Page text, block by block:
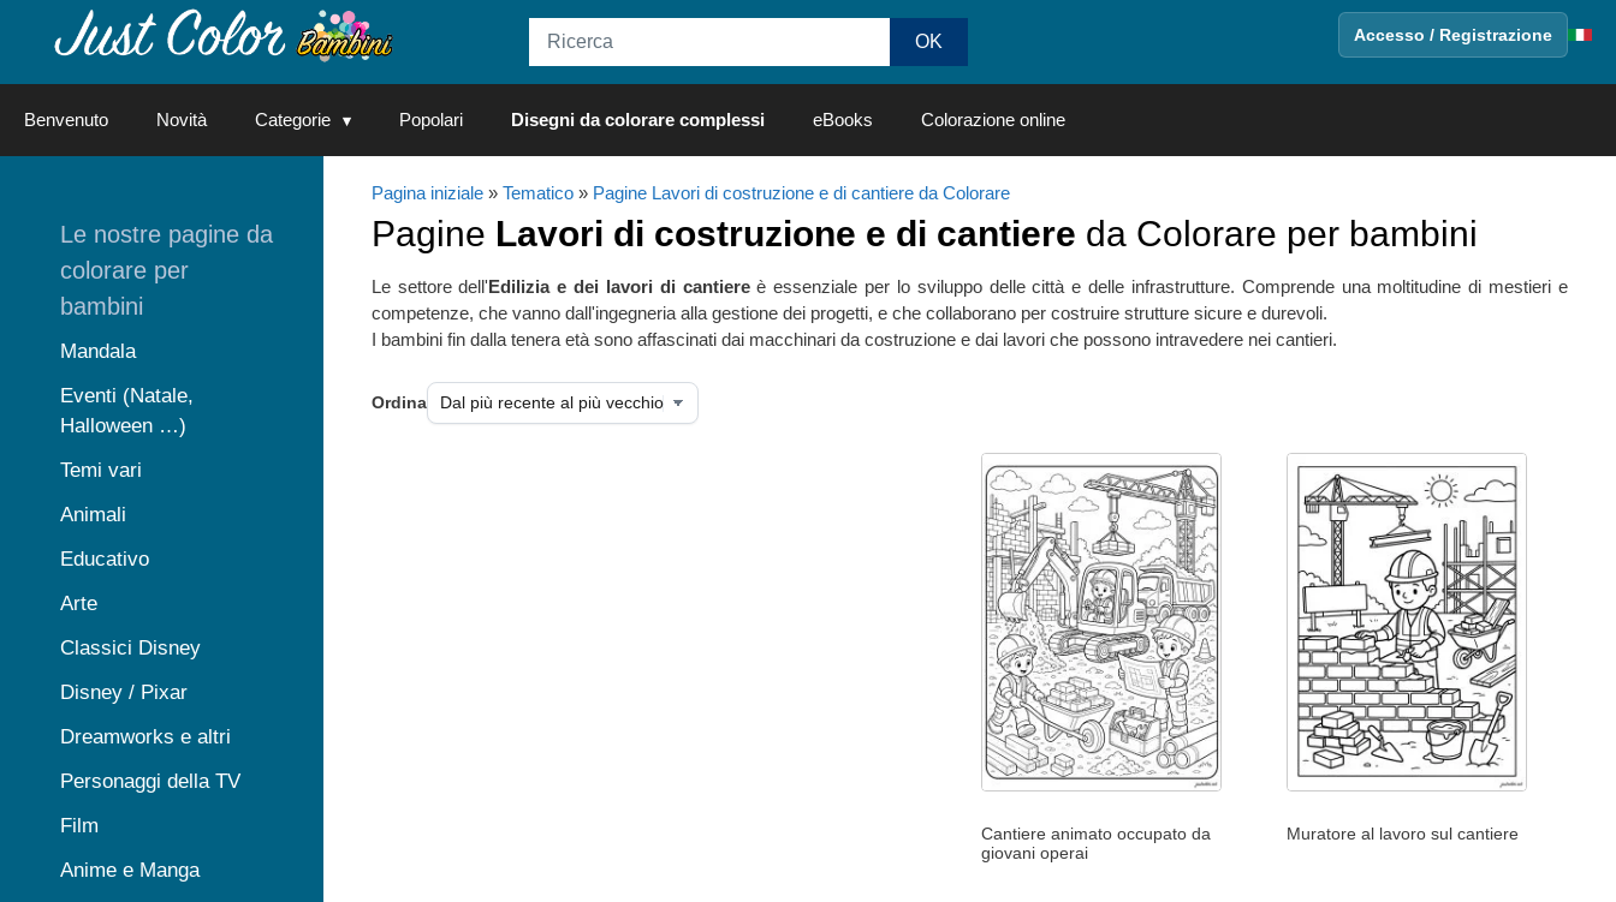
Accesso / Registrazione
Benvenuto Novità Categorie Popolari Disegni da colorare complessi eBooks Colorazione online
Pagina iniziale» Tematico» Pagine Lavori di costruzione e di cantiere da Colorare
Pagine Lavori di costruzione e di cantiere da Colorare per bambini
Le settore dell'Edilizia e dei lavori di cantiereè essenziale per lo sviluppo delle città e delle infrastrutture. Comprende una moltitudine di mestieri e
competenze, che vanno dall'ingegneria alla gestione dei progetti, e che collaborano per costruire strutture sicure e durevoli.
I bambini fin dalla tenera età sono affascinati dai macchinari da costruzione e dai lavori che possono intravedere nei cantieri.
Ordina
Cantiere animato occupato da
giovani operai
Muratore al lavoro sul cantiere
Le nostre pagine da
colorare per
bambini
Mandala
Eventi (Natale,
Halloween …)
Temi vari
Animali
Educativo
Arte
Classici Disney
Disney / Pixar
Dreamworks e altri
Personaggi della TV
Film
Anime e Manga